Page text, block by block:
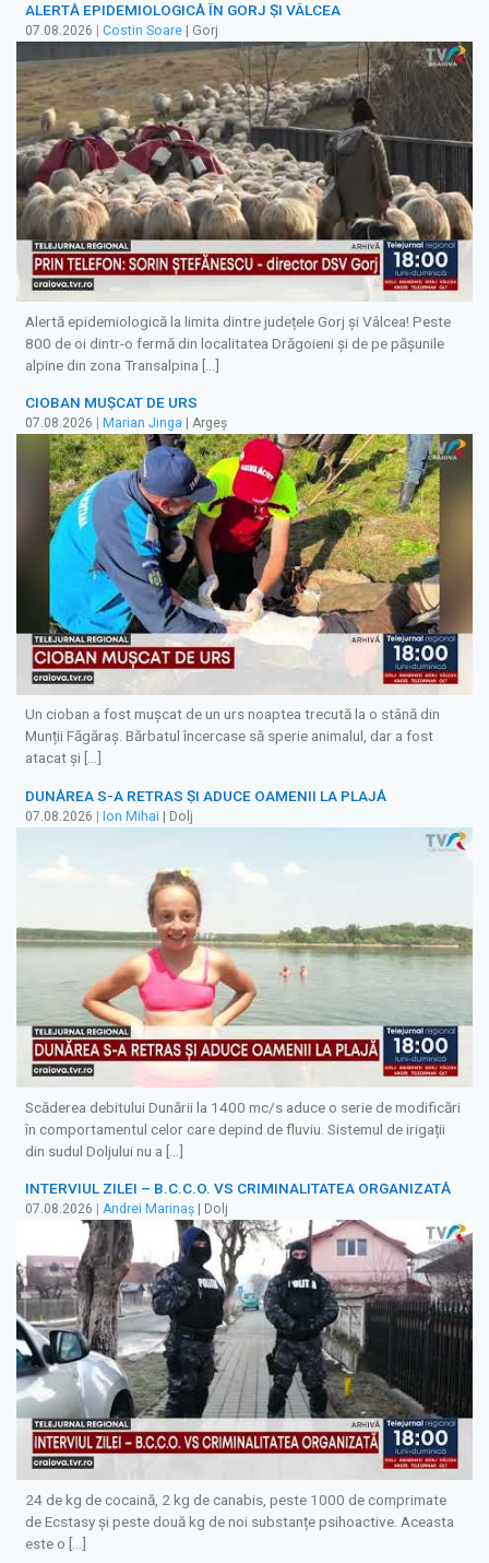
ALERTĂ EPIDEMIOLOGICĂ ÎN GORJ ȘI VÂLCEA
07.08.2026 Costin Soare | Gorj
Alertă epidemiologică la limita dintre județele Gorj și Vâlcea! Peste
800 de oi dintr-o fermă din localitatea Drăgoieni și de pe pășunile
alpine din zona Transalpina […]
CIOBAN MUȘCAT DE URS
07.08.2026 Marian Jinga | Argeș
Un cioban a fost mușcat de un urs noaptea trecută la o stână din
Munții Făgăraș. Bărbatul încercase să sperie animalul, dar a fost
atacat și […]
DUNĂREA S-A RETRAS ŞI ADUCE OAMENII LA PLAJĂ
07.08.2026 | Ion Mihai | Dolj
Scăderea debitului Dunării la 1400 mc/s aduce o serie de modificări
în comportamentul celor care depind de fluviu. Sistemul de irigații
din sudul Doljului nu a […]
INTERVIUL ZILEI – B.C.C.O. VS CRIMINALITATEA ORGANIZATĂ
07.08.2026 Andrei Marinaș | Dolj
24 de kg de cocaină, 2 kg de canabis, peste 1000 de comprimate
de Ecstasy și peste două kg de noi substanțe psihoactive. Aceasta
este o […]